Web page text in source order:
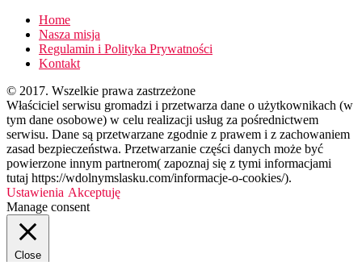
Home
Nasza misja
Regulamin i Polityka Prywatności
Kontakt
© 2017. Wszelkie prawa zastrzeżone
Właściciel serwisu gromadzi i przetwarza dane o użytkownikach (w
tym dane osobowe) w celu realizacji usług za pośrednictwem
serwisu. Dane są przetwarzane zgodnie z prawem i z zachowaniem
zasad bezpieczeństwa. Przetwarzanie części danych może być
powierzone innym partnerom( zapoznaj się z tymi informacjami
tutaj https://wdolnymslasku.com/informacje-o-cookies/).
Ustawienia Akceptuję
Manage consent
Close